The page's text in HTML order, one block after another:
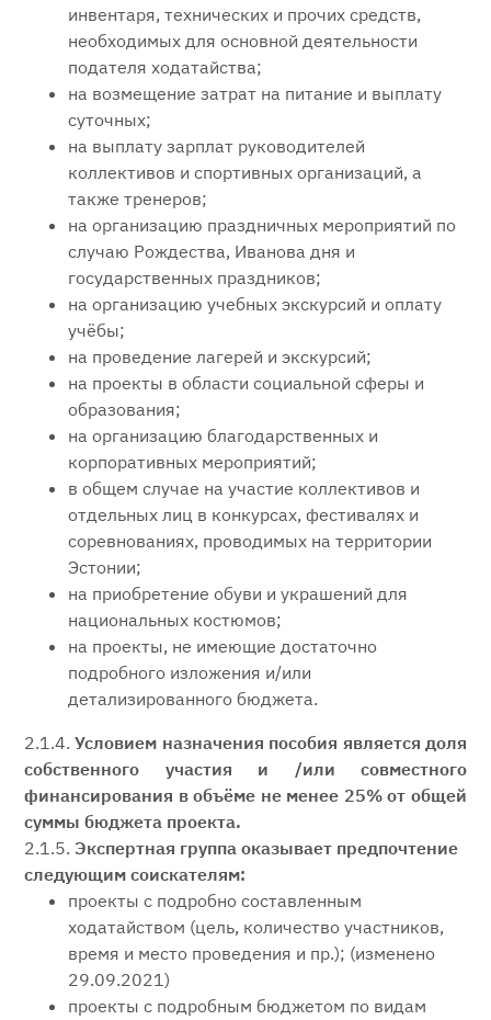
инвентаря, технических и прочих средств,
необходимых для основной деятельности
подателя ходатайства;
на возмещение затрат на питание и выплату
суточных;
на выплату зарплат руководителей
коллективов и спортивных организаций, а
также тренеров;
на организацию праздничных мероприятий по
случаю Рождества, Иванова дня и
государственных праздников;
на организацию учебных экскурсий и оплату
учёбы;
на проведение лагерей и экскурсий;
на проекты в области социальной сферы и
образования;
на организацию благодарственных и
корпоративных мероприятий;
в общем случае на участие коллективов и
отдельных лиц в конкурсах, фестивалях и
соревнованиях, проводимых на территории
Эстонии;
на приобретение обуви и украшений для
национальных костюмов;
на проекты, не имеющие достаточно
подробного изложения и/или
детализированного бюджета.
2.1.4.Условием назначения пособия является доля
собственного участия и /или совместного
финансирования в объёме не менее 25% от общей
суммы бюджета проекта.
2.1.5. Экспертная группа оказывает предпочтение
следующим соискателям:
проекты с подробно составленным
ходатайством (цель, количество участников,
время и место проведения и пр.); (изменено
29.09.2021)
проекты с подробным бюджетом по видам